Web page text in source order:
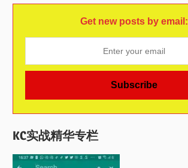
Get new posts by email:
KC实战精华专栏